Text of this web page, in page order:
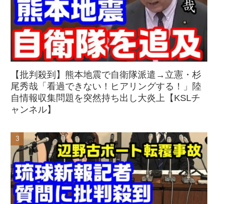
【批判殺到】熊本地震で自衛隊派遣→立憲・杉
尾秀哉「看過できない！ヒアリングする！」陸
自情報収集問題を突然持ち出し大炎上【KSLチ
ャンネル】